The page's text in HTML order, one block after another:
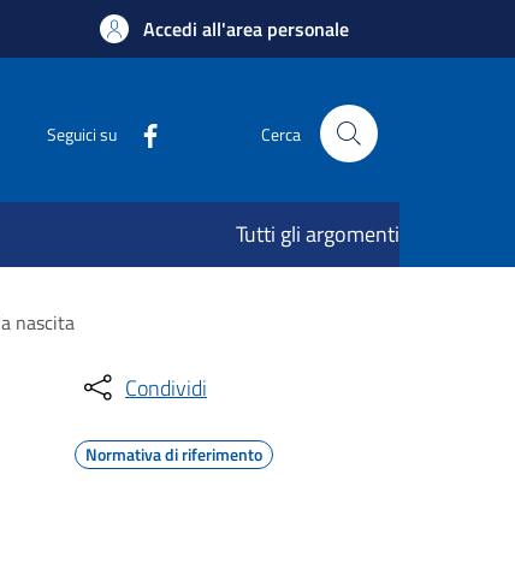
Accedi all'area personale
Seguici su Cerca
Tutti gli argomenti
nascita
Condividi
Normativa di riferimento